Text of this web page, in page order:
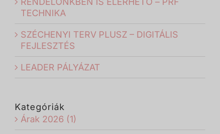
TECHNIKA
SZÉCHENYI TERV PLUSZ – DIGITÁLIS
FEJLESZTÉS
LEADER PÁLYÁZAT
Kategóriák
Árak 2026 (1)